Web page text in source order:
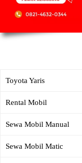
Toyota Yaris
Rental Mobil
Sewa Mobil Manual
Sewa Mobil Matic